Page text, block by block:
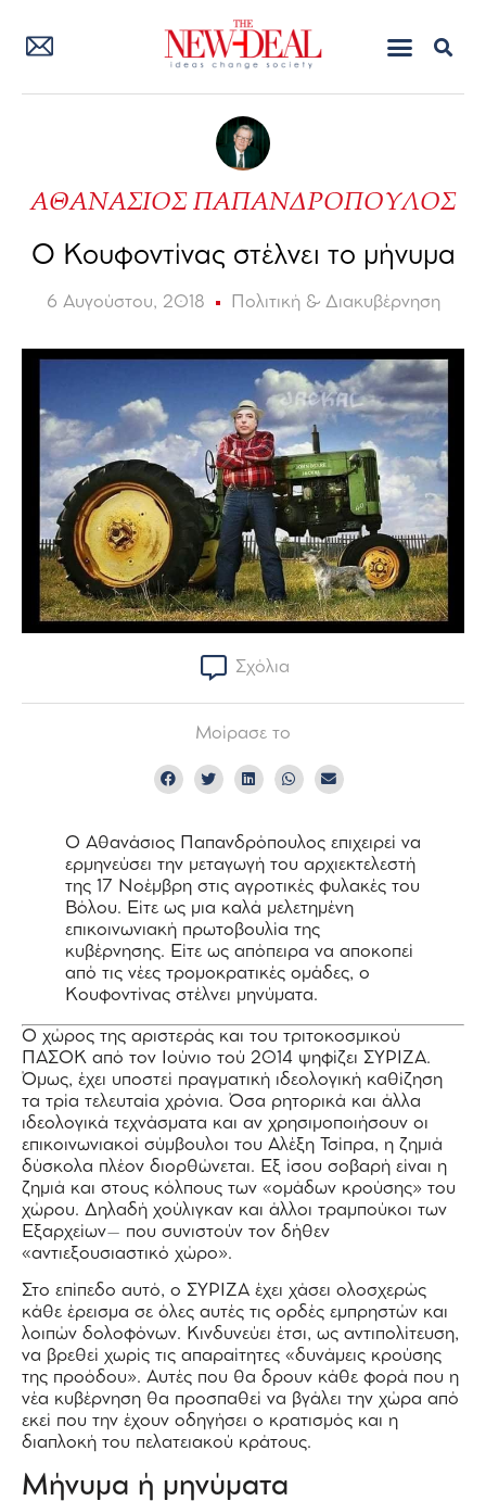
ΑΘΑΝΑΣΙΟΣ ΠΑΠΑΝΔΡΟΠΟΥΛΟΣ
Ο Κουφοντίνας στέλνει το μήνυμα
6 Αυγούστου, 2018 Πολιτική & Διακυβέρνηση
Σχόλια
Μοίρασε το
Ο Αθανάσιος Παπανδρόπουλος επιχειρεί να
ερμηνεύσει την μεταγωγή του αρχιεκτελεστή
της 17 Νοέμβρη στις αγροτικές φυλακές του
Βόλου. Είτε ως μια καλά μελετημένη
επικοινωνιακή πρωτοβουλία της
κυβέρνησης. Είτε ως απόπειρα να αποκοπεί
από τις νέες τρομοκρατικές ομάδες, ο
Κουφοντίνας στέλνει μηνύματα.
Ο χώρος της αριστεράς και του τριτοκοσμικού
ΠΑΣΟΚ από τον Ιούνιο τού 2014 ψηφίζει ΣΥΡΙΖΑ.
Όμως, έχει υποστεί πραγματική ιδεολογική καθίζηση
τα τρία τελευταία χρόνια. Όσα ρητορικά και άλλα
ιδεολογικά τεχνάσματα και αν χρησιμοποιήσουν οι
επικοινωνιακοί σύμβουλοι του Αλέξη Τσίπρα, η ζημιά
δύσκολα πλέον διορθώνεται. Εξ ίσου σοβαρή είναι η
ζημιά και στους κόλπους των «ομάδων κρούσης» του
χώρου. Δηλαδή χούλιγκαν και άλλοι τραμπούκοι των
Εξαρχείων– που συνιστούν τον δήθεν
«αντιεξουσιαστικό χώρο».
Στο επίπεδο αυτό, ο ΣΥΡΙΖΑ έχει χάσει ολοσχερώς
κάθε έρεισμα σε όλες αυτές τις ορδές εμπρηστών και
λοιπών δολοφόνων. Κινδυνεύει έτσι, ως αντιπολίτευση,
να βρεθεί χωρίς τις απαραίτητες «δυνάμεις κρούσης
της προόδου». Αυτές που θα δρουν κάθε φορά που η
νέα κυβέρνηση θα προσπαθεί να βγάλει την χώρα από
εκεί που την έχουν οδηγήσει ο κρατισμός και η
διαπλοκή του πελατειακού κράτους.
Μήνυμα ή μηνύματα